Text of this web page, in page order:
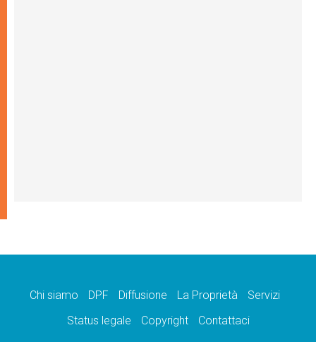
Chi siamo DPF Diffusione La Proprietà
Servizi
Status legale
Copyright Contattaci